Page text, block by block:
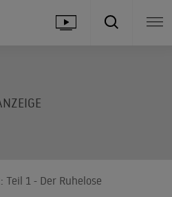
Teil 1 - Der Ruhelose